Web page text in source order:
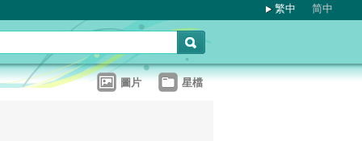
繁中 简中
圖片 星檔